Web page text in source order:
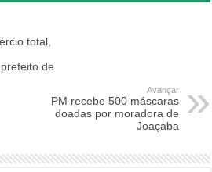
total,
de
Avançar
PM recebe 500 máscaras
doadas por moradora de
Joaçaba